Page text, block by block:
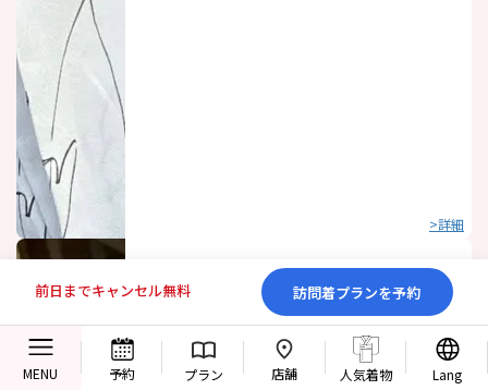
MENU 予約 プラン 店舗 人気着物 Lang
前日までキャンセル無料 訪問着プランを予約
>詳細